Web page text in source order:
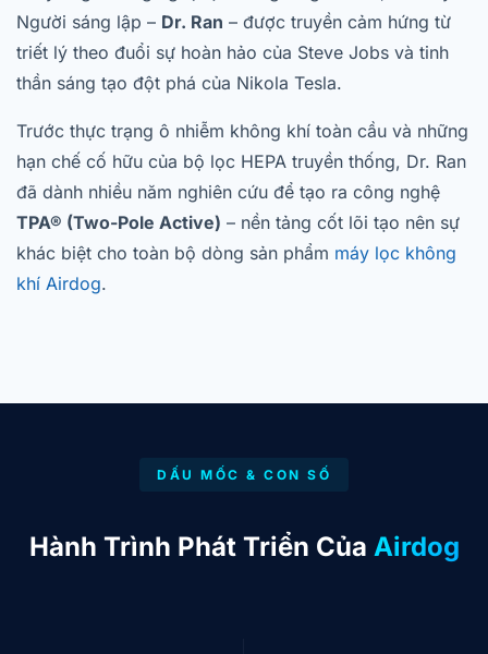
Người sáng lập – Dr. Ran – được truyền cảm hứng từ
triết lý theo đuổi sự hoàn hảo của Steve Jobs và tinh
thần sáng tạo đột phá của Nikola Tesla.
Trước thực trạng ô nhiễm không khí toàn cầu và những
hạn chế cố hữu của bộ lọc HEPA truyền thống, Dr. Ran
đã dành nhiều năm nghiên cứu để tạo ra công nghệ
TPA® (Two-Pole Active) – nền tảng cốt lõi tạo nên sự
khác biệt cho toàn bộ dòng sản phẩm máy lọc không
khí Airdog.
DẤU MỐC & CON SỐ
Hành Trình Phát Triển Của Airdog